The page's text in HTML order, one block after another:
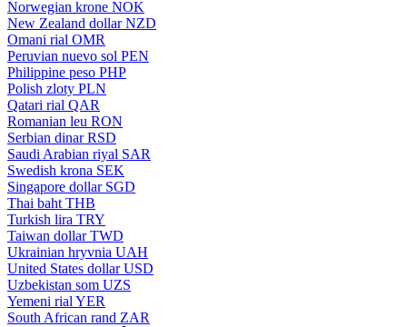
Norwegian krone NOK
New Zealand dollar NZD
Omani rial OMR
Peruvian nuevo sol PEN
Philippine peso PHP
Polish zloty PLN
Qatari rial QAR
Romanian leu RON
Serbian dinar RSD
Saudi Arabian riyal SAR
Swedish krona SEK
Singapore dollar SGD
Thai baht THB
Turkish lira TRY
Taiwan dollar TWD
Ukrainian hryvnia UAH
United States dollar USD
Uzbekistan som UZS
Yemeni rial YER
South African rand ZAR